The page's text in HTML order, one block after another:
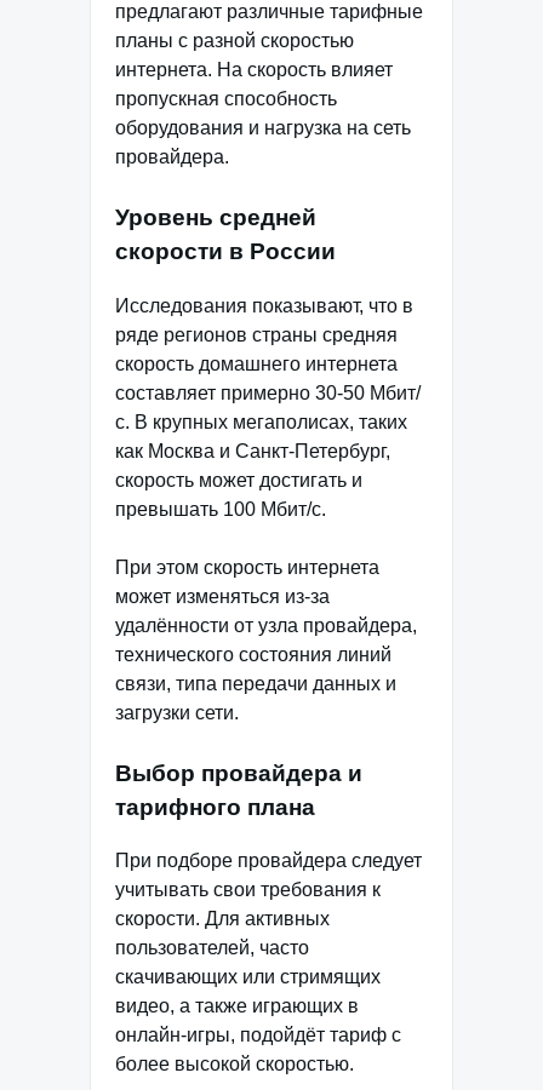
предлагают различные тарифные
планы с разной скоростью
интернета. На скорость влияет
пропускная способность
оборудования и нагрузка на сеть
провайдера.
Уровень средней
скорости в России
Исследования показывают, что в
ряде регионов страны средняя
скорость домашнего интернета
составляет примерно 30-50 Мбит/
с. В крупных мегаполисах, таких
как Москва и Санкт-Петербург,
скорость может достигать и
превышать 100 Мбит/с.
При этом скорость интернета
может изменяться из-за
удалённости от узла провайдера,
технического состояния линий
связи, типа передачи данных и
загрузки сети.
Выбор провайдера и
тарифного плана
При подборе провайдера следует
учитывать свои требования к
скорости. Для активных
пользователей, часто
скачивающих или стримящих
видео, а также играющих в
онлайн-игры, подойдёт тариф с
более высокой скоростью.